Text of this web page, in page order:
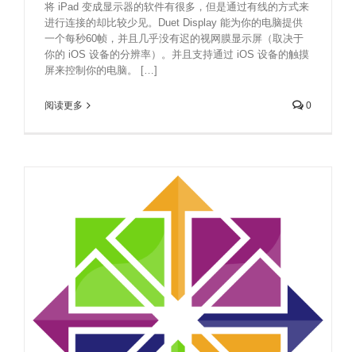
将 iPad 变成显示器的软件有很多，但是通过有线的方式来
进行连接的却比较少见。Duet Display 能为你的电脑提供
一个每秒60帧，并且几乎没有迟的视网膜显示屏（取决于
你的 iOS 设备的分辨率）。并且支持通过 iOS 设备的触摸
屏来控制你的电脑。 […]
阅读更多 0